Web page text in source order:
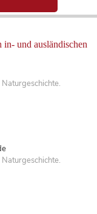
in- und ausländischen